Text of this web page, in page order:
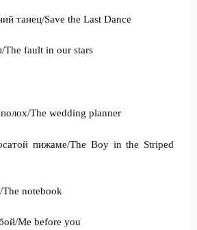
танец/Save the Last Dance
The fault in our stars
The wedding planner
пижаме/The Boy in the Striped
notebook
Me before you